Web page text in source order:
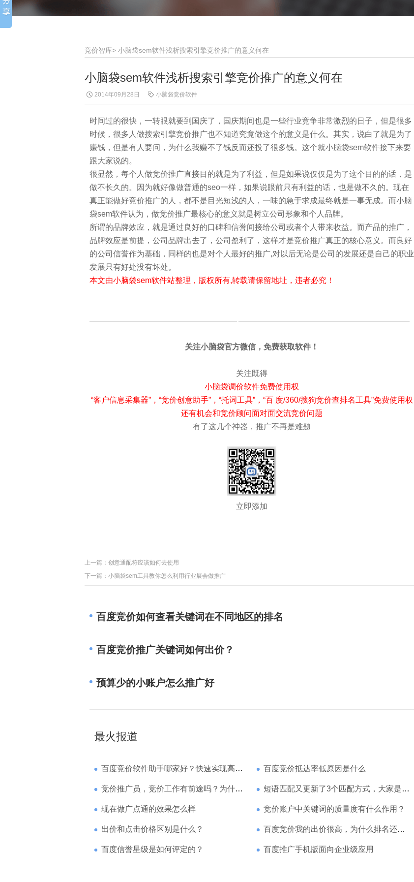
竞价智库> 小脑袋sem软件浅析搜索引擎竞价推广的意义何在
小脑袋sem软件浅析搜索引擎竞价推广的意义何在
2014年09月28日 小脑袋竞价软件
时间过的很快，一转眼就要到国庆了，国庆期间也是一些行业竞争非常激烈的日子，但是很多
时候，很多人做搜索引擎竞价推广也不知道究竟做这个的意义是什么。其实，说白了就是为了
赚钱，但是有人要问，为什么我赚不了钱反而还投了很多钱。这个就小脑袋sem软件接下来要
跟大家说的。
很显然，每个人做竞价推广直接目的就是为了利益，但是如果说仅仅是为了这个目的的话，是
做不长久的。因为就好像做普通的seo一样，如果说眼前只有利益的话，也是做不久的。现在
真正能做好竞价推广的人，都不是目光短浅的人，一味的急于求成最终就是一事无成。而小脑
袋sem软件认为，做竞价推广最核心的意义就是树立公司形象和个人品牌。
所谓的品牌效应，就是通过良好的口碑和信誉间接给公司或者个人带来收益。而产品的推广，
品牌效应是前提，公司品牌出去了，公司盈利了，这样才是竞价推广真正的核心意义。而良好
的公司信誉作为基础，同样的也是对个人最好的推广,对以后无论是公司的发展还是自己的职业
发展只有好处没有坏处。
本文由小脑袋sem软件站整理，版权所有,转载请保留地址，违者必究！
————————————————————————— —————————————————————————————
关注小脑袋官方微信，免费获取软件！
关注既得
小脑袋调价软件免费使用权
“客户信息采集器”，“竞价创意助手”，“托词工具”，“百 度/360/搜狗竞价查排名工具”免费使用权
还有机会和竞价顾问面对面交流竞价问题
有了这几个神器，推广不再是难题
立即添加
上一篇： 创意通配符应该如何去使用
下一篇： 小脑袋sem工具教你怎么利用行业展会做推广
百度竞价如何查看关键词在不同地区的排名
百度竞价推广关键词如何出价？
预算少的小账户怎么推广好
最火报道
百度竞价软件助手哪家好？快速实现高回报哪家强？ 百度竞价抵达率低原因是什么
竞价推广员，竞价工作有前途吗？为什么待遇那么高 短语匹配又更新了3个匹配方式，大家是如何理解的
现在做广点通的效果怎么样 竞价账户中关键词的质量度有什么作用？
出价和点击价格区别是什么？ 百度竞价我的出价很高，为什么排名还是靠后
百度信誉星级是如何评定的？ 百度推广手机版面向企业级应用